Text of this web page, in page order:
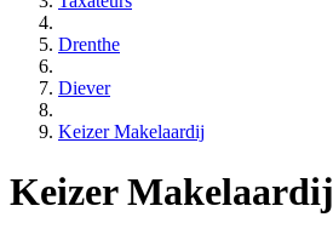
Drenthe
Diever
Keizer Makelaardij
Keizer Makelaardij